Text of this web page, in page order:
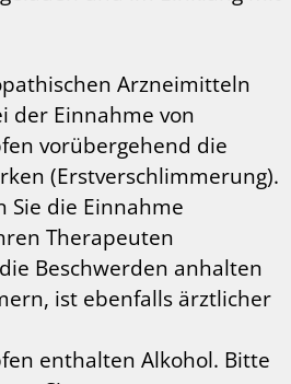
Arzneimitteln
der Einnahme von
vorübergehend die
(Erstverschlimmerung).
Sie die Einnahme
Therapeuten
Beschwerden anhalten
ist ebenfalls ärztlicher
enthalten Alkohol. Bitte